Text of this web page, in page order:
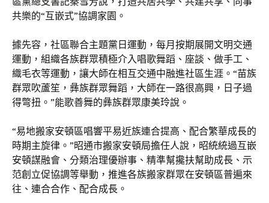
共樂的“互嵌式”協調家園。
據先容，社區聯合主題黨日運動，每月按期展開文明交通
運動，組織各族群眾積極介入唱歌舞蹈、座談、做手工、
織毛衣等運動，讓大師在相互交通中融進社區生涯。“苗族
群眾吹蘆笙，彝族群眾舞蹈，大師在一路很高興，日子過
得彆扭。”能歌善舞的彝族群眾康美玲說。
“易地搬家安頓區唱響平易近族連合提高、配合繁華成長的
時期主旋律。”昭通市搬家安頓局擔任人說，昭統統過互嵌
安頓謀融會、分類治理優辦事、精準幫攙扶幫助成長、示
范創立促協調等舉動，推進各族搬家群眾在安頓區普遍來
往、連合合作、配合成長。